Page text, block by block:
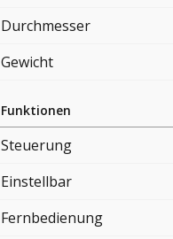
Durchmesser
Gewicht
Funktionen
Steuerung
Einstellbar
Fernbedienung